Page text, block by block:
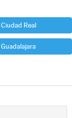
Ciudad Real
Guadalajara